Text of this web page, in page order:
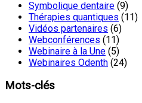
Symbolique dentaire (9)
Thérapies quantiques (11)
Vidéos partenaires (6)
Webconférences (11)
Webinaire à la Une (5)
Webinaires Odenth (24)
Mots-clés